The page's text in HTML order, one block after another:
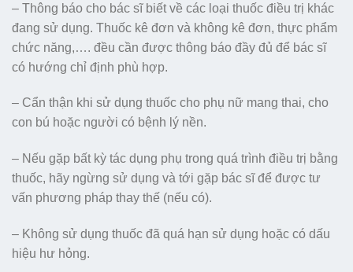
– Thông báo cho bác sĩ biết về các loại thuốc điều trị khác
đang sử dụng. Thuốc kê đơn và không kê đơn, thực phẩm
chức năng,…. đều cần được thông báo đầy đủ để bác sĩ
có hướng chỉ định phù hợp.
– Cẩn thận khi sử dụng thuốc cho phụ nữ mang thai, cho
con bú hoặc người có bệnh lý nền.
– Nếu gặp bất kỳ tác dụng phụ trong quá trình điều trị bằng
thuốc, hãy ngừng sử dụng và tới gặp bác sĩ để được tư
vấn phương pháp thay thế (nếu có).
– Không sử dụng thuốc đã quá hạn sử dụng hoặc có dấu
hiệu hư hỏng.